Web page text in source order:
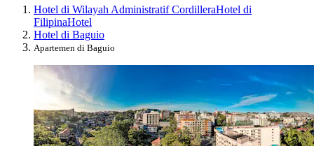
Hotel di Wilayah Administratif CordilleraHotel di
FilipinaHotel
Hotel di Baguio
Apartemen di Baguio